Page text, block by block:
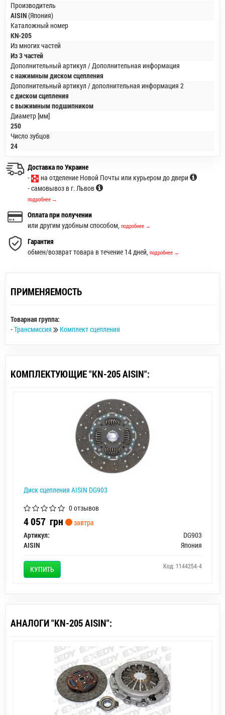
Производитель
AISIN(Япония)
Каталожный номер
KN-205
Из многих частей
Из 3 частей
Дополнительный артикул / Дополнительная информация
с нажимным диском сцепления
Дополнительный артикул / дополнительная информация 2
с диском сцепления
с выжимным подшипником
Диаметр [мм]
250
Число зубцов
24
Доставка по Украине
-
на отделение Новой Почты или курьером до двери
- самовывоз в г. Львов
подробнее →
Оплата при получении
или другим удобным способом, подробнее →
Гарантия
обмен/возврат товара в течение 14 дней, подробнее →
ПРИМЕНЯЕМОСТЬ
Товарная группа:
-Трансмиссия Комплект сцепления
КОМПЛЕКТУЮЩИЕ "KN-205 AISIN":
Диск сцепления AISIN DG903
0 отзывов
4 057 грн
завтра
Артикул:
DG903
AISIN
Япония
КУПИТЬ Код: 1144254-4
АНАЛОГИ "KN-205 AISIN":